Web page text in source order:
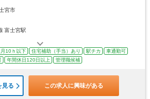
宮市
富士宮駅
10ｈ以下 住宅補助（手当）あり 駅チカ
車通勤可
年間休日120日以上 管理職候補
見る この求人に興味がある